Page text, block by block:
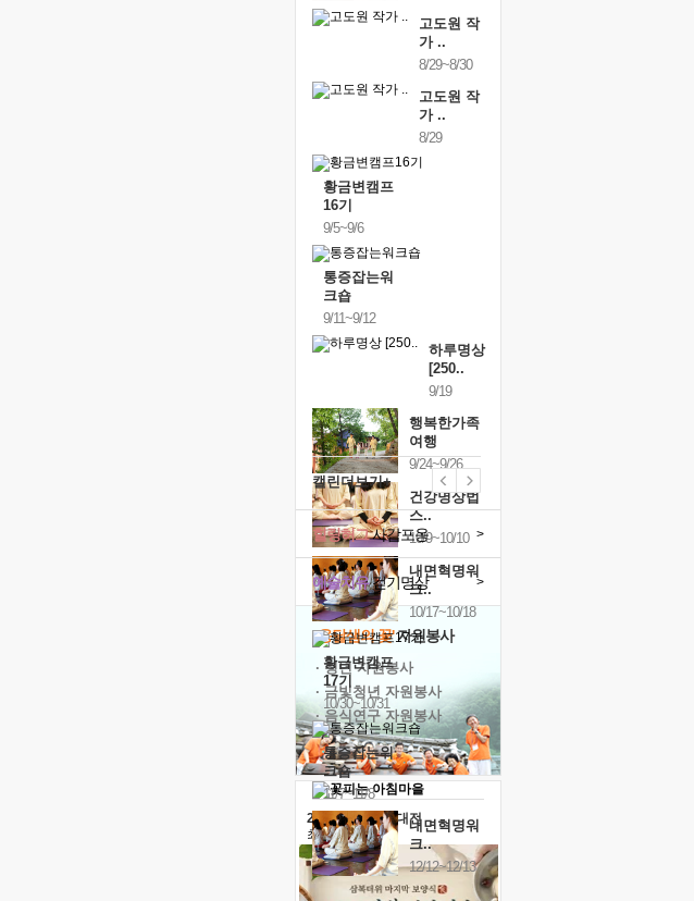
고도원 작
가 ..
8/29~8/30
고도원 작
가 ..
8/29
황금변캠프
16기
9/5~9/6
통증잡는워
크숍
9/11~9/12
하루명상
[250..
9/19
행복한가족
여행
9/24~9/26
건강명상법
스..
10/9~10/10
내면혁명워
크..
10/17~10/18
황금변캠프
17기
10/30~10/31
통증잡는워
크숍
11/7~11/8
내면혁명워
크..
12/12~12/13
캘린더보기+
예술치유걷기명상 >
힐링허그사감포옹 >
'옹달샘의 꽃'자원봉사
· 청년 자원봉사
· 금빛청년 자원봉사
· 음식연구 자원봉사
2026 말복 보양대전
최대74%할인